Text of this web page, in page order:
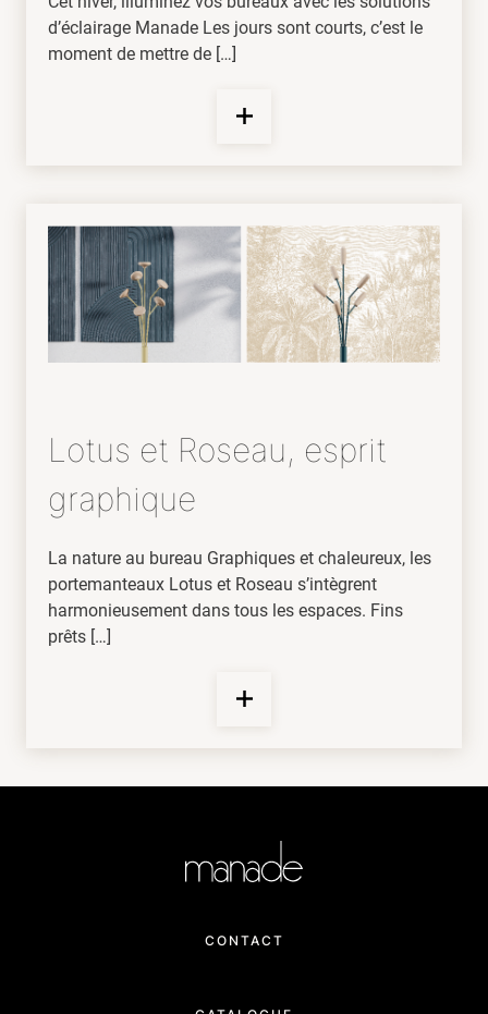
d’éclairage Manade Les jours sont courts, c’est le
moment de mettre de […]
Lotus et Roseau, esprit
graphique
La nature au bureau Graphiques et chaleureux, les
portemanteaux Lotus et Roseau s’intègrent
harmonieusement dans tous les espaces. Fins
prêts […]
CONTACT